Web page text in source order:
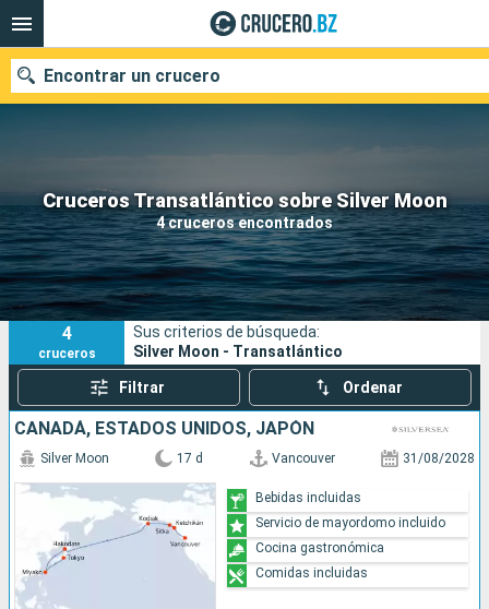
Cruceros Transatlántico sobre Silver Moon
4 cruceros encontrados
Encontrar un crucero
Nuestros destinos
Fecha de salida
Puertos Compañías
Buscar
4
cruceros
Sus criterios de búsqueda:
Silver Moon - Transatlántico
Filtrar Ordenar
CANADÁ, ESTADOS UNIDOS, JAPÓN
Silver Moon 17 d Vancouver 31/08/2028
Bebidas incluidas
Servicio de mayordomo incluido
Cocina gastronómica
Comidas incluidas